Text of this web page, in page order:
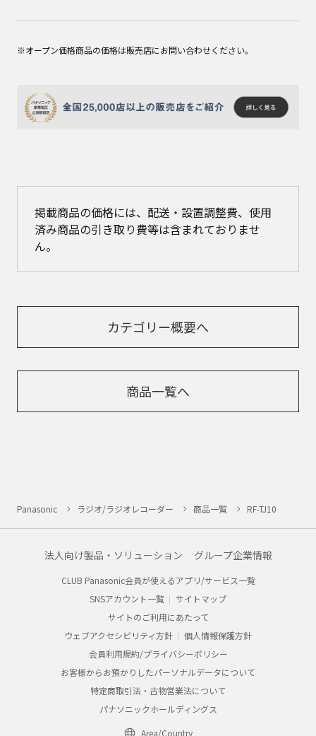
※オープン価格商品の価格は販売店にお問い合わせください。
掲載商品の価格には、配送・設置調整費、使用
済み商品の引き取り費等は含まれておりませ
ん。
カテゴリー概要へ
商品一覧へ
Panasonic ラジオ/ラジオレコーダー 商品一覧 RF-TJ10
法人向け製品・ソリューション グループ企業情報
CLUB Panasonic会員が使えるアプリ/サービス一覧
SNSアカウント一覧
サイトマップ
サイトのご利用にあたって
ウェブアクセシビリティ方針
個人情報保護方針
会員利用規約/プライバシーポリシー
お客様からお預かりしたパーソナルデータについて
特定商取引法・古物営業法について
パナソニックホールディングス
Area/Country